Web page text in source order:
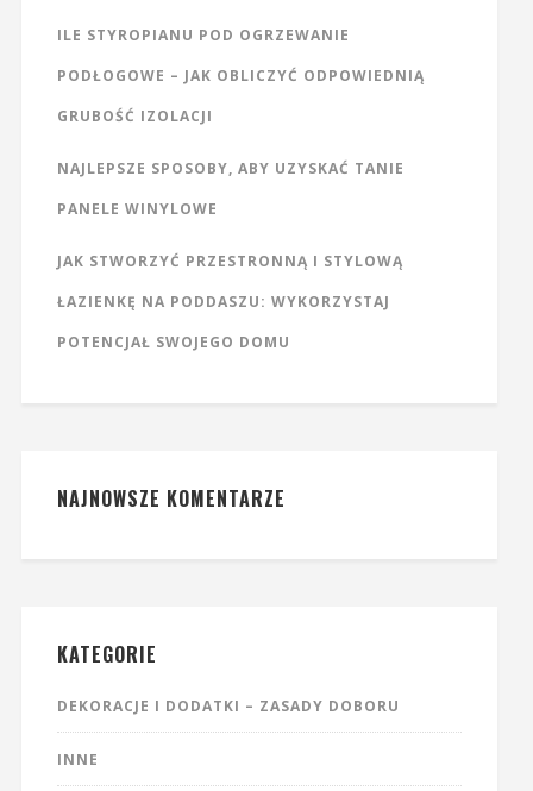
ILE STYROPIANU POD OGRZEWANIE
PODŁOGOWE – JAK OBLICZYĆ ODPOWIEDNIĄ
GRUBOŚĆ IZOLACJI
NAJLEPSZE SPOSOBY, ABY UZYSKAĆ TANIE
PANELE WINYLOWE
JAK STWORZYĆ PRZESTRONNĄ I STYLOWĄ
ŁAZIENKĘ NA PODDASZU: WYKORZYSTAJ
POTENCJAŁ SWOJEGO DOMU
NAJNOWSZE KOMENTARZE
KATEGORIE
DEKORACJE I DODATKI – ZASADY DOBORU
INNE